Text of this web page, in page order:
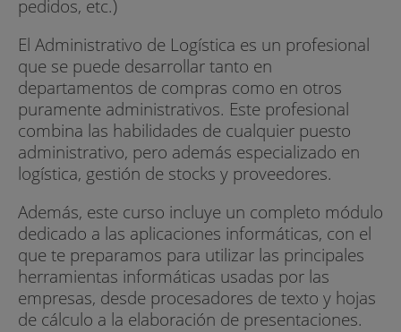
pedidos, etc.)
El Administrativo de Logística es un profesional
que se puede desarrollar tanto en
departamentos de compras como en otros
puramente administrativos. Este profesional
combina las habilidades de cualquier puesto
administrativo, pero además especializado en
logística, gestión de stocks y proveedores.
Además, este curso incluye un completo módulo
dedicado a las aplicaciones informáticas, con el
que te preparamos para utilizar las principales
herramientas informáticas usadas por las
empresas, desde procesadores de texto y hojas
de cálculo a la elaboración de presentaciones.